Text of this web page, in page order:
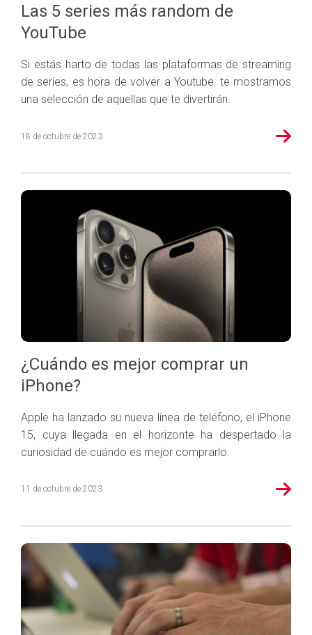
Las 5 series más random de
YouTube
Si estás harto de todas las plataformas de streaming
de series, es hora de volver a Youtube: te mostramos
una selección de aquellas que te divertirán.
18 de octubre de 2023
¿Cuándo es mejor comprar un
iPhone?
Apple ha lanzado su nueva línea de teléfono, el iPhone
15, cuya llegada en el horizonte ha despertado la
curiosidad de cuándo es mejor comprarlo.
11 de octubre de 2023